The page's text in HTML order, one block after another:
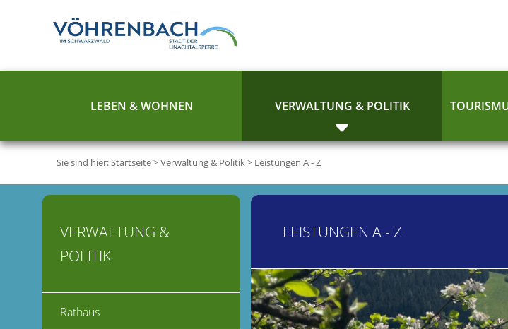
LEBEN & WOHNEN VERWALTUNG & POLITIK
Sie sind hier:Startseite>Verwaltung & Politik> Leistungen A - Z
LEISTUNGEN A - Z
VERWALTUNG &
POLITIK
Rathaus